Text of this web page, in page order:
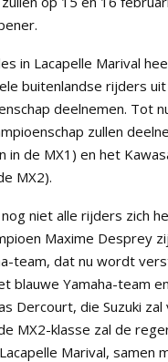
in Lacapelle Marival
buitenlandse rijders
deelnemen.
zullen
de MX1) en het
MX2).
niet alle rijders zich
Maxime Desprey
team, dat nu wordt
blauwe Yamaha-team
Dercourt, die Suzuki
MX2-klasse zal de
Marival, samen